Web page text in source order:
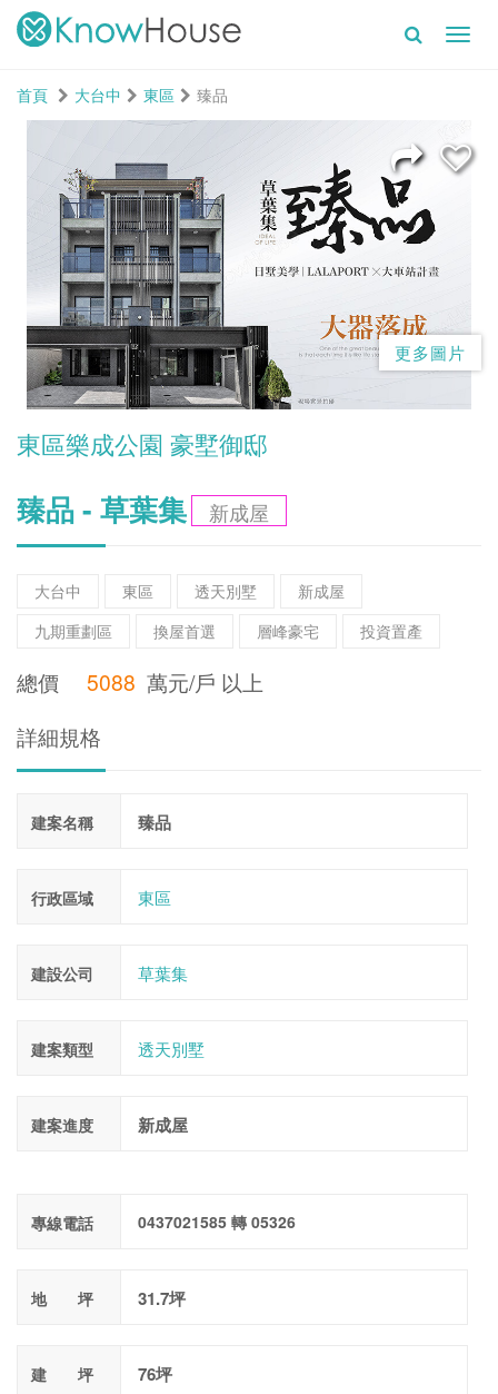
首頁
大台中 東區 臻品
更多圖片
東區樂成公園 豪墅御邸
臻品 - 草葉集 新成屋
大台中 東區 透天別墅
新成屋
九期重劃區
換屋首選 層峰豪宅 投資置產
總價 5088 萬元/戶 以上
詳細規格
建案名稱 臻品
行政區域 東區
建設公司 草葉集
建案類型 透天別墅
建案進度 新成屋
專線電話 0437021585 轉 05326
地 坪 31.7坪
建 坪 76坪